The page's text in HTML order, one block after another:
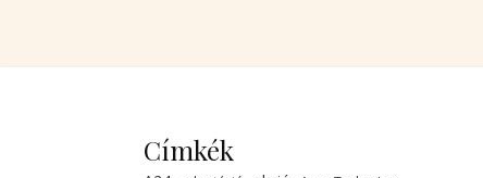
Címkék